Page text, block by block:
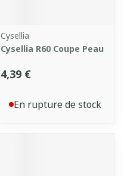
Cysellia
Cysellia R60 Coupe Peau
4,39 €
En rupture de stock